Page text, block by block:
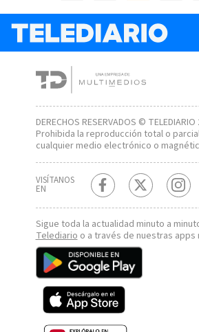
DERECHOS RESERVADOS ©
Prohibida la reproducción total o
cualquier medio electrónico o
VISÍTANOS
EN
Sigue toda la actualidad minuto a
Telediario o a través de nuestras apps